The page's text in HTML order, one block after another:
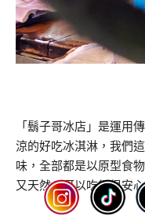
「鬍子哥冰店」是運用
涼的好吃冰淇淋，我們
味，全部都是以原型食
又天然，可以吃得很安